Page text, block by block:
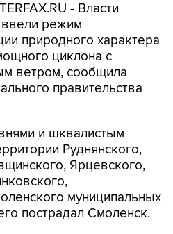
- Власти
ввели режим
природного характера
циклона с
ветром, сообщила
правительства
и шквалистым
Руднянского,
Ярцевского,
муниципальных
пострадал Смоленск.